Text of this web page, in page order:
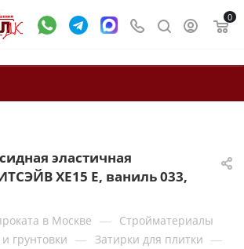
0
эластичная
XE15 Е, ваниль 033,
в Москве — Стройматериалы
грунтовки — Затирки для плитки —